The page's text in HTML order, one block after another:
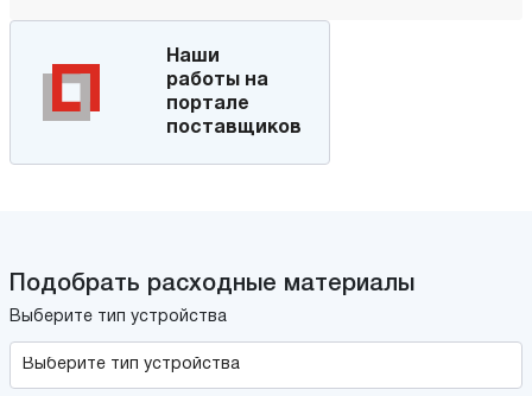
Наши
работы на
портале
поставщиков
Подобрать расходные материалы
Выберите тип устройства